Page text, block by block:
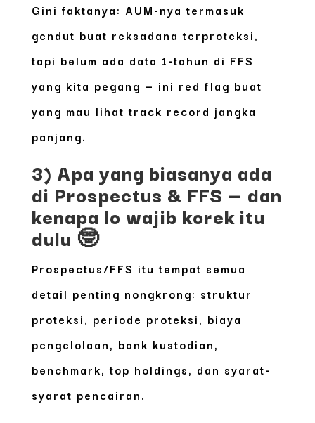
Gini faktanya: AUM-nya termasuk
gendut buat reksadana terproteksi,
tapi belum ada data 1-tahun di FFS
yang kita pegang — ini red flag buat
yang mau lihat track record jangka
panjang.
3) Apa yang biasanya ada
di Prospectus & FFS — dan
kenapa lo wajib korek itu
dulu 🤓
Prospectus/FFS itu tempat semua
detail penting nongkrong: struktur
proteksi, periode proteksi, biaya
pengelolaan, bank kustodian,
benchmark, top holdings, dan syarat-
syarat pencairan.